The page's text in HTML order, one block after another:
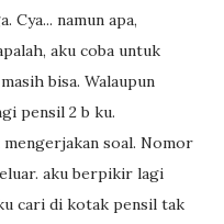
Cya... namun apa,
aku coba untuk
bisa. Walaupun
pensil 2 b ku.
soal. Nomor
aku berpikir lagi
cari di kotak pensil tak